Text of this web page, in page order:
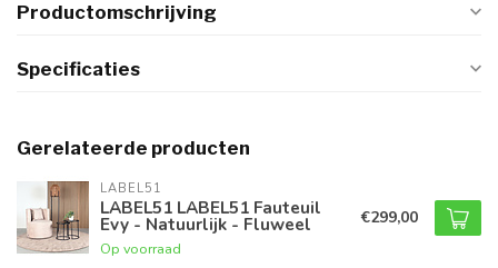
Productomschrijving
Specificaties
Gerelateerde producten
LABEL51
LABEL51 LABEL51 Fauteuil
Evy - Natuurlijk - Fluweel
Op voorraad
€299,00